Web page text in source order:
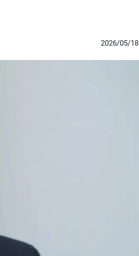
2026/05/18